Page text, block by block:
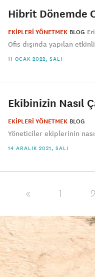
Hibrit Dönemde
EKİPLERİ YÖNETMEK BLOG
Ofis dışında yapılan
11 OCAK 2022, SALI
Ekibinizin Nasıl
EKİPLERİ YÖNETMEK BLOG
​Yöneticiler ekiplerinin
14 ARALIK 2021, SALI
« 1 2